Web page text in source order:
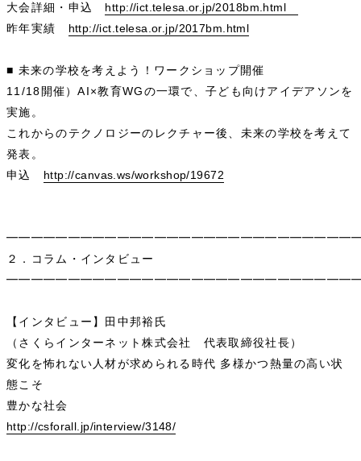
大会詳細・申込 http://ict.telesa.or.jp/2018bm.html
昨年実績 http://ict.telesa.or.jp/2017bm.html
■ 未来の学校を考えよう！ワークショップ開催
11/18開催）AI×教育WGの一環で、子ども向けアイデアソンを
実施。
これからのテクノロジーのレクチャー後、未来の学校を考えて
発表。
申込 http://canvas.ws/workshop/19672
２．コラム・インタビュー
【インタビュー】田中邦裕氏
（さくらインターネット株式会社 代表取締役社長）
変化を怖れない人材が求められる時代 多様かつ熱量の高い状
態こそ
豊かな社会
http://csforall.jp/interview/3148/